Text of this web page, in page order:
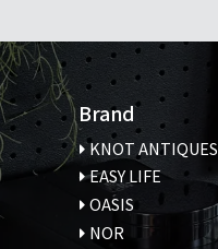
Brand
KNOT ANTIQUES
EASY LIFE
OASIS
NOR